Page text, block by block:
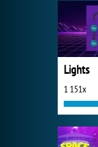
Lights
1 151x